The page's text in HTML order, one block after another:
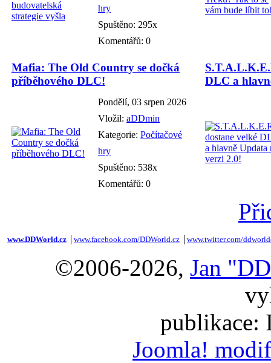
hry
Spuštěno: 295x
Komentářů: 0
Mafia: The Old Country se dočká
příběhového DLC!
Pondělí, 03 srpen 2026
Vložil: aDDmin
Kategorie: Počítačové
hry
Spuštěno: 538x
Komentářů: 0
DLC a
www.DDWorld.cz www.facebook.com/DDWorld.cz www.twitter.com/
©2006-2026, Jan
publikace:
Joomla!